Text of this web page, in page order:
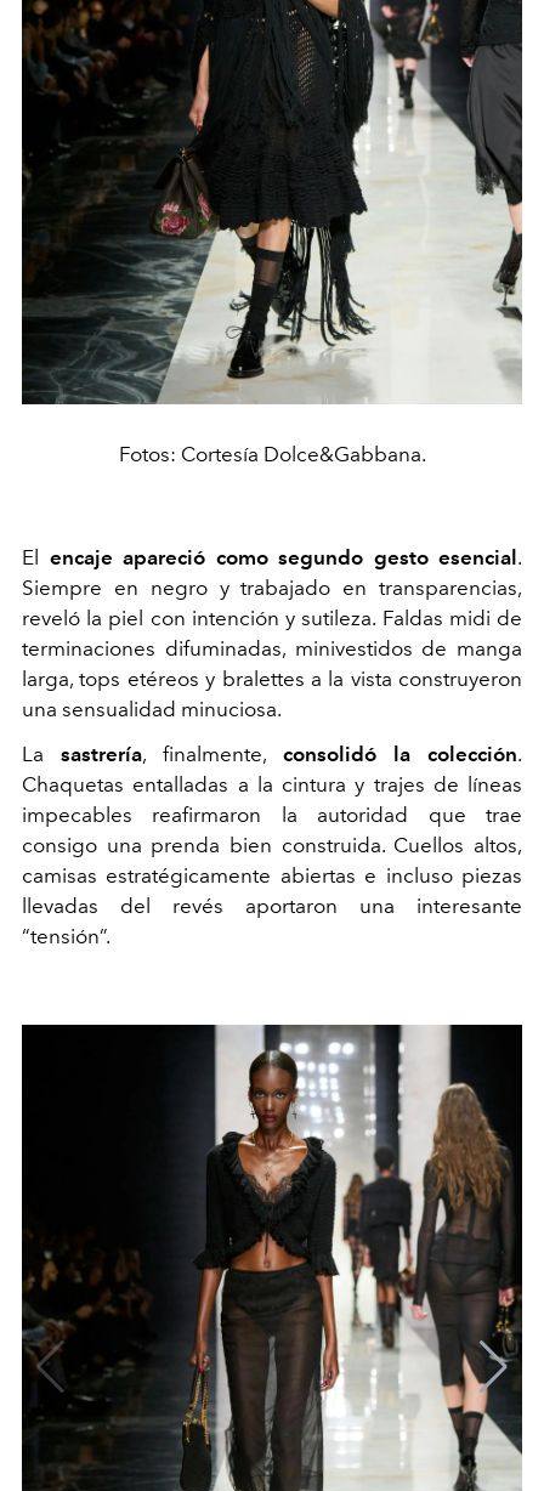
Fotos: Cortesía Dolce&Gabbana.
El encaje apareció como segundo gesto esencial .
Siempre en negro y trabajado en transparencias,
reveló la piel con intención y sutileza. Faldas midi de
terminaciones difuminadas, minivestidos de manga
larga, tops etéreos y bralettes a la vista construyeron
una sensualidad minuciosa.
La sastrería, finalmente, consolidó la colección.
Chaquetas entalladas a la cintura y trajes de líneas
impecables reafirmaron la autoridad que trae
consigo una prenda bien construida. Cuellos altos,
camisas estratégicamente abiertas e incluso piezas
llevadas del revés aportaron una interesante
“tensión”.